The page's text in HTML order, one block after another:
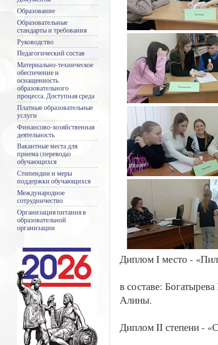
Диплом I место -
в составе:
Алины.
Диплом II степени -
Образование
Образовательные
стандарты и требования
Руководство
Педагогический состав
Материально-техническое
обеспечение и
оснащенность
образовательного
процесса. Доступная среда
Платные образовательные
услуги
Финансово-хозяйственная
деятельность
Вакантные места для
приема (перевода)
обучающихся
Стипендии и меры
поддержки обучающихся
Международное
сотрудничество
Организация питания в
образовательной
организации